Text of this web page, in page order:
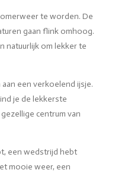
te worden. De
gaan flink omhoog.
natuurlijk om lekker te
een verkoelend ijsje.
je de lekkerste
centrum van
een wedstrijd hebt
mooie weer, een